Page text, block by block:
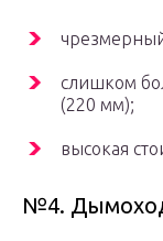
слишком
(220 мм);
высокая
№4.